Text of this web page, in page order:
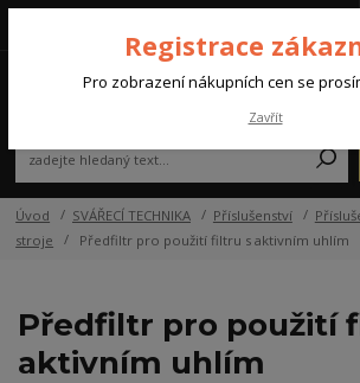
(Po-Pá, 07:00-15:30 hod.)
Úvod SVÁŘECÍ TECHNIKA Příslušenství
stroje
Předfiltr pro použití filtru s aktivním uhlím
Předfiltr pro použití
aktivním uhlím
Registrace
Pro zobrazení nákupních cen se
Zavřít